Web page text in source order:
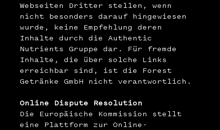
Webseiten Dritter stellen, wenn
nicht besonders darauf hingewiesen
wurde, keine Empfehlung deren
Inhalte durch die Authentic
Nutrients Gruppe dar. Für fremde
Inhalte, die über solche Links
erreichbar sind, ist die Forest
Getränke GmbH nicht verantwortlich.
Online Dispute Resolution
Die Europäische Kommission stellt
eine Plattform zur Online-